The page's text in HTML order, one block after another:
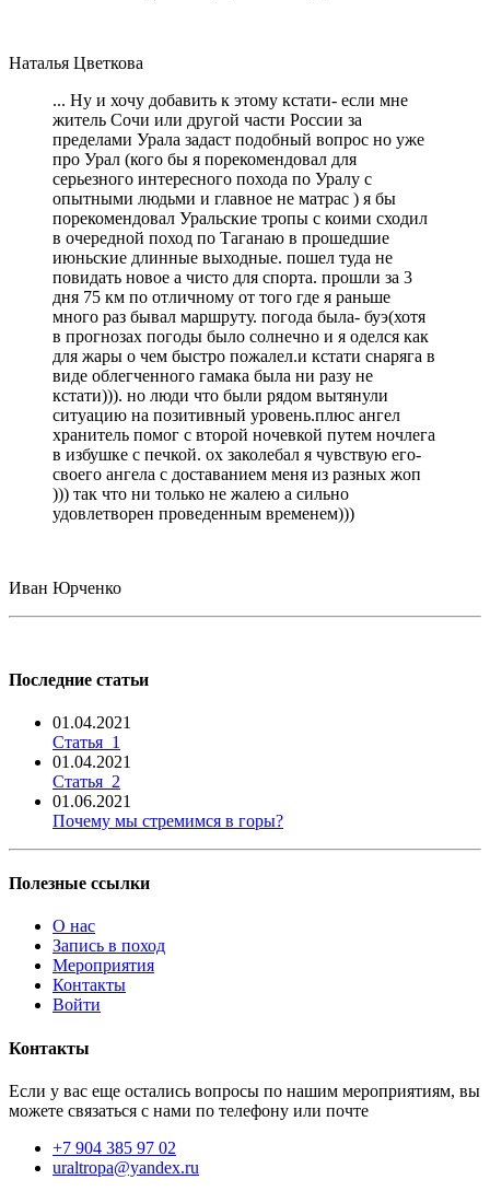
Наталья Цветкова
... Ну и хочу добавить к этому кстати- если мне
житель Сочи или другой части России за
пределами Урала задаст подобный вопрос но уже
про Урал (кого бы я порекомендовал для
серьезного интересного похода по Уралу с
опытными людьми и главное не матрас ) я бы
порекомендовал Уральские тропы с коими сходил
в очередной поход по Таганаю в прошедшие
июньские длинные выходные. пошел туда не
повидать новое а чисто для спорта. прошли за 3
дня 75 км по отличному от того где я раньше
много раз бывал маршруту. погода была- буэ(хотя
в прогнозах погоды было солнечно и я оделся как
для жары о чем быстро пожалел.и кстати снаряга в
виде облегченного гамака была ни разу не
кстати))). но люди что были рядом вытянули
ситуацию на позитивный уровень.плюс ангел
хранитель помог с второй ночевкой путем ночлега
в избушке с печкой. ох заколебал я чувствую его-
своего ангела с доставанием меня из разных жоп
))) так что ни только не жалею а сильно
удовлетворен проведенным временем)))
Иван Юрченко
Последние статьи
01.04.2021
Статья_1
01.04.2021
Статья_2
01.06.2021
Почему мы стремимся в горы?
Полезные ссылки
О нас
Запись в поход
Мероприятия
Контакты
Войти
Контакты
Если у вас еще остались вопросы по нашим мероприятиям, вы
можете связаться с нами по телефону или почте
+7 904 385 97 02
uraltropa@yandex.ru